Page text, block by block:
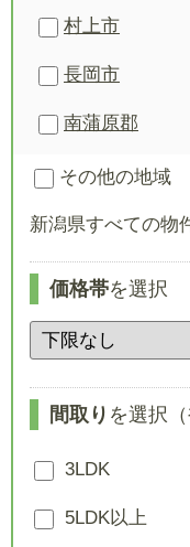
村上市
長岡市
南蒲原郡
その他の地域
新潟県すべての物
価格帯を選択
間取り を選択（
3LDK
5LDK以上